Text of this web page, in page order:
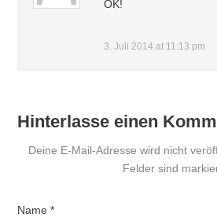
OK!
3. Juli 2014 at 11:13 pm
Hinterlasse einen
Deine E-Mail-Adresse wird nicht
Felder sind
Name*